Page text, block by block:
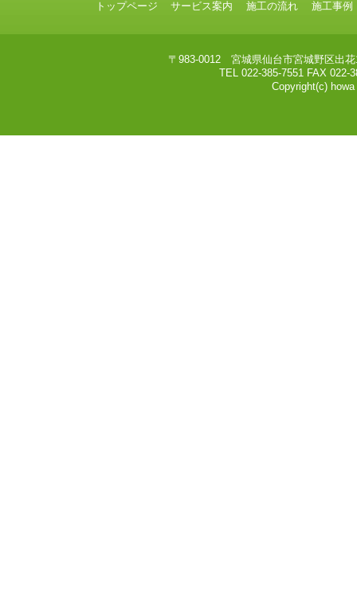
トップページ サービス案内 施工の流れ 施工事例
〒983-0012 宮城県仙台市宮城野区出
TEL 022-385-7551 FAX
Copyright(c)